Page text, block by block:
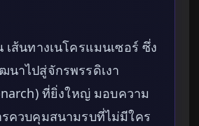
ส้นทางเนโครแมนเซอร์ ซึ่ง
าไปสู่จักรพรรดิเงา
ที่ยิ่งใหญ่ มอบความ
ควบคุมสนามรบที่ไม่มีใคร